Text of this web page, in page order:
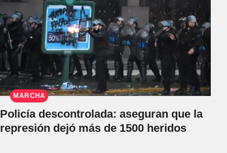
MARCHA
Policía descontrolada: aseguran que la
represión dejó más de 1500 heridos